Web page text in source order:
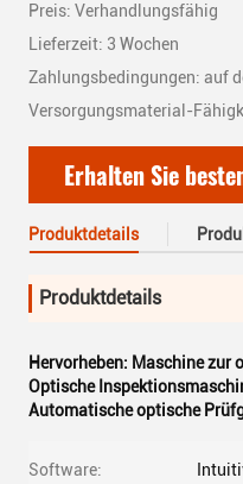
Preis: Verhandlungsfähig
Lieferzeit: 3 Wochen
Zahlungsbedingungen: auf
Versorgungsmaterial-
Erhalten Sie
Produktdetails
Produktdetails
Hervorheben: Maschine zur
Optische
Automatische optische
Software: